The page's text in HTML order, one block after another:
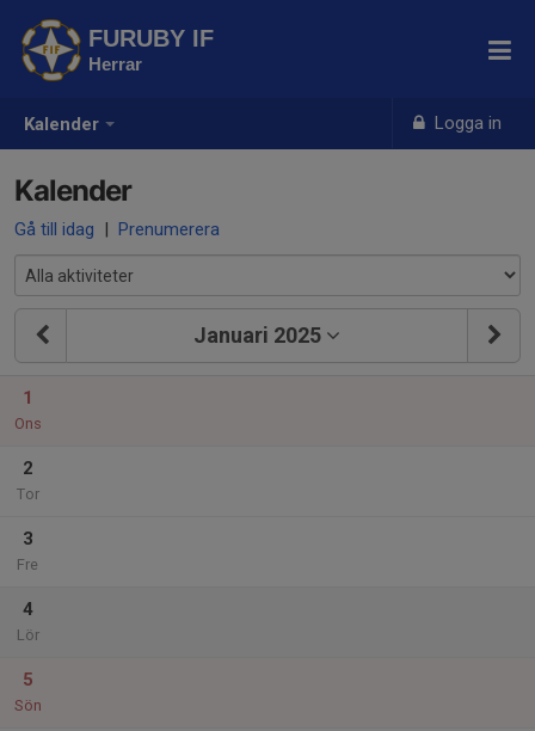
Kalender Logga in
FURUBY IF
Herrar
Kalender
Gå till idag | Prenumerera
Januari 2025
1
Ons
2
Tor
3
Fre
4
Lör
5
Sön